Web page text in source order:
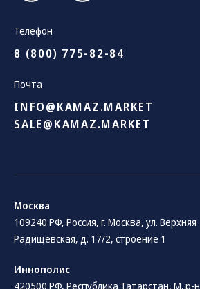
Телефон
8 (800) 775-82-84
Почта
INFO@KAMAZ.MARKET
SALE@KAMAZ.MARKET
Москва
109240 РФ, Россия, г. Москва, ул. Верхняя
Радищевская, д. 17/2, строение 1
Иннополис
420500 РФ, Республика Татарстан, М. р-н